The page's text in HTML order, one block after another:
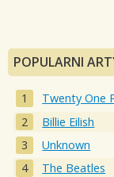
POPULARNI
Twenty One
Billie Eilish
Unknown
The Beatles